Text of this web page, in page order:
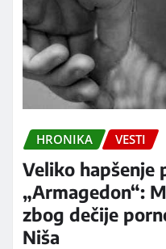
HRONIKA VESTI
Veliko hapšenje
„Armagedon“:
zbog dečije
Niša